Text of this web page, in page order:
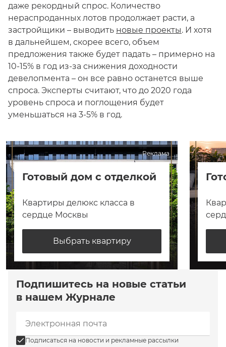
даже рекордный спрос. Количество
нераспроданных лотов продолжает расти, а
застройщики – выводить новые проекты. И хотя
в дальнейшем, скорее всего, объем
предложения также будет падать – примерно на
10-15% в год из-за снижения доходности
девелопмента – он все равно останется выше
спроса. Эксперты считают, что до 2020 года
уровень спроса и поглощения будет
уменьшаться на 3-5% в год.
Реклама
Готовый дом с отделкой
Квартиры делюкс класса в
сердце Москвы
Выбрать квартиру
Подпишитесь на новые статьи
в нашем Журнале
Подписаться на новости и рекламные рассылки